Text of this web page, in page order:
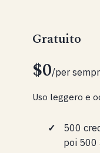
Gratuito
$0/per
Uso leggero e
500
poi 500